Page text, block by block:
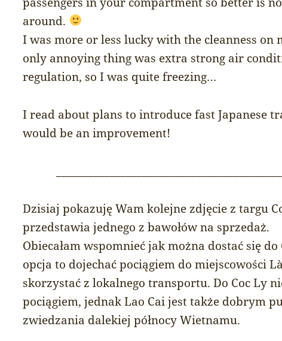
around.
I was more or less lucky with the cleanness on
only annoying thing was extra strong air
regulation, so I was quite freezing…
I read about plans to introduce fast Japanese
would be an improvement!
Dzisiaj pokazuję Wam kolejne zdjęcie z targu
przedstawia jednego z bawołów na sprzedaż.
Obiecałam wspomnieć jak można dostać się do
opcja to dojechać pociągiem do miejscowości
skorzystać z lokalnego transportu. Do Coc Ly
pociągiem, jednak Lao Cai jest także dobrym
zwiedzania dalekiej północy Wietnamu.